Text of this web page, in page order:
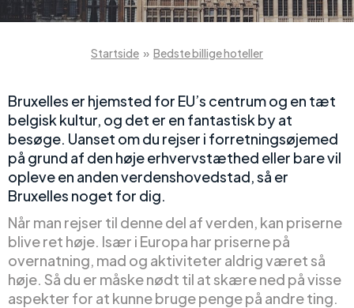
Startside » Bedste billige hoteller
Bruxelles er hjemsted for EU’s centrum og en tæt
belgisk kultur, og det er en fantastisk by at
besøge. Uanset om du rejser i forretningsøjemed
på grund af den høje erhvervstæthed eller bare vil
opleve en anden verdenshovedstad, så er
Bruxelles noget for dig.
Når man rejser til denne del af verden, kan priserne
blive ret høje. Især i Europa har priserne på
overnatning, mad og aktiviteter aldrig været så
høje. Så du er måske nødt til at skære ned på visse
aspekter for at kunne bruge penge på andre ting.